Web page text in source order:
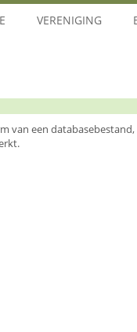
VERENIGING
een databasebestand,